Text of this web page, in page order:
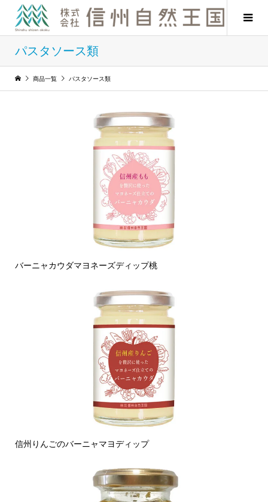
パスタソース類
商品一覧 パスタソース類
バーニャカウダマヨネーズディップ桃
信州りんごのバーニャマヨディップ